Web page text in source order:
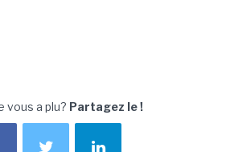
vous a plu? Partagez le !